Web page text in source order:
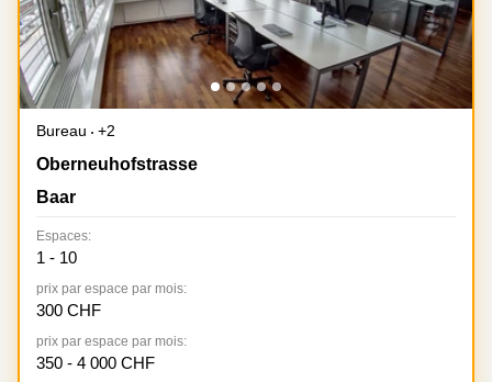
Coworking
Basel
Coworking
Lugano
Coworking
Bienne
Coworking
Nyon
Coworking
Versoix
Coworking
Meyrin
Place
de la
Fusterie
12
Genève
Rue de la
5 Genève
Place
Casa-
Bamba
1-3
Genève
Lausanne
69
Bureau
+2
Oberneuhofstrasse 8, Baar
Oberneuhofstrasse
Baar
Espaces:
1 - 10
prix par espace par mois:
300 CHF
prix par espace par mois:
350 - 4 000 CHF